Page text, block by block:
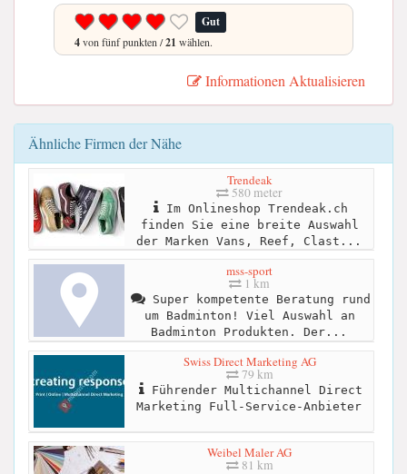
Gut
4von fünf punkten /21 wählen.
Informationen Aktualisieren
Ähnliche Firmen der Nähe
Trendeak
580 meter
Im Onlineshop Trendeak.ch
finden Sie eine breite Auswahl
der Marken Vans, Reef, Clast...
mss-sport
1 km
Super kompetente Beratung rund
um Badminton! Viel Auswahl an
Badminton Produkten. Der...
Swiss Direct Marketing AG
79 km
Führender Multichannel Direct
Marketing Full-Service-Anbieter
Weibel Maler AG
81 km